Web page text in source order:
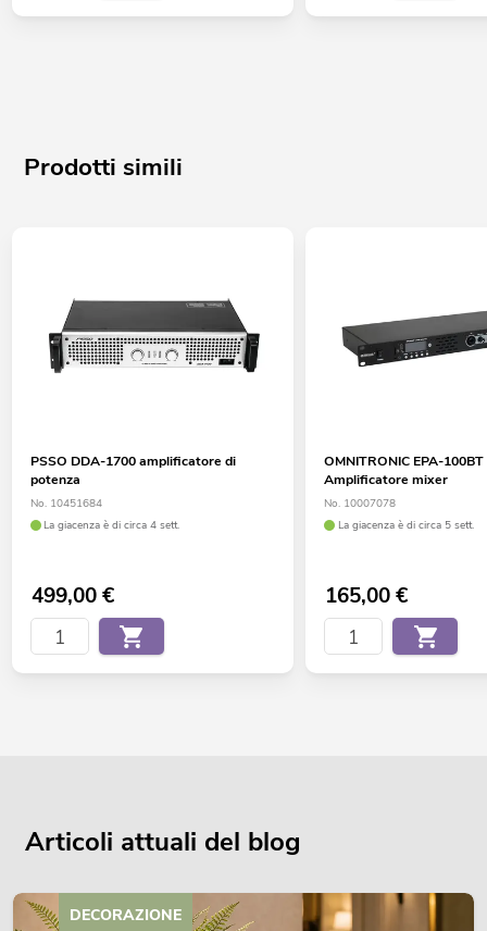
Prodotti simili
PSSO DDA-1700 amplificatore di
potenza
No. 10451684
La giacenza è di circa 4 sett.
499,00€
OMNITRONIC EPA-100BT
Amplificatore mixer
No. 10007078
La giacenza è di circa 5 sett.
165,00€
Articoli attuali del blog
DECORAZIONE